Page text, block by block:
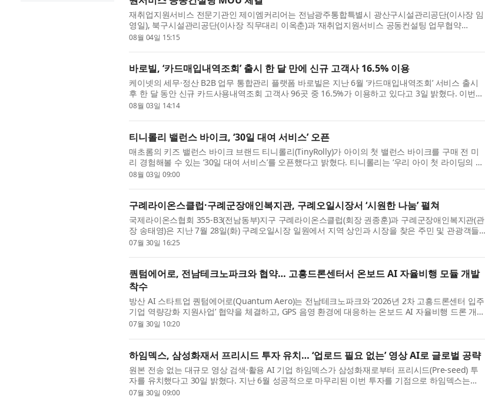
재취업지원서비스 전문기관인 제이엠커리어는 전남광주통합특별시 광산구시설관리공단(이사장 임
영일), 북구시설관리공단(이사장 직무대리 이옥춘)과 ‘재취업지원서비스 공동컨설팅 업무협약
(MOU)’을 체결했다고 4일 밝혔다. 이번 협약은 고용노동부의 재취업지원서...
08월 04일 15:15
바로빌, ‘카드매입내역조회’ 출시 한 달 만에 신규 고객사 16.5% 이용
케이넷의 세무·정산 B2B 업무 통합관리 플랫폼 바로빌은 지난 6월 ‘카드매입내역조회’ 서비스 출시
후 한 달 동안 신규 카드사용내역조회 고객사 96곳 중 16.5%가 이용하고 있다고 3일 밝혔다. 이번
카드매입내역조회는 기존 카드사용내역조회 고객사 200곳을 대상으...
08월 03일 14:14
티니롤리 밸런스 바이크, ‘30일 대여 서비스’ 오픈
매초롬의 키즈 밸런스 바이크 브랜드 티니롤리(TinyRolly)가 아이의 첫 밸런스 바이크를 구매 전 미
리 경험해볼 수 있는 ‘30일 대여 서비스’를 오픈했다고 밝혔다. 티니롤리는 ‘우리 아이 첫 라이딩의 시
작’이라는 브랜드 슬로건 아래 아이들이 놀이처럼 자연스럽게 ...
08월 03일 09:00
구례라이온스클럽·구례군장애인복지관, 구례오일시장서 ‘시원한 나눔’ 펼쳐
국제라이온스협회 355-B3(전남동부)지구 구례라이온스클럽(회장 권종훈)과 구례군장애인복지관(관
장 송태영)은 지난 7월 28일(화) 구례오일시장 일원에서 지역 상인과 시장을 찾은 주민 및 관광객들
을 대상으로 ‘시원한 나눔’ 봉사활동을 공동으로 진행했다. 이번 봉...
07월 30일 16:25
퀀텀에어로, 전남테크노파크와 협약… 고흥드론센터서 온보드 AI 자율비행 모듈 개발
착수
방산 AI 스타트업 퀀텀에어로(Quantum Aero)는 전남테크노파크와 ‘2026년 2차 고흥드론센터 입주
기업 역량강화 지원사업’ 협약을 체결하고, GPS 음영 환경에 대응하는 온보드 AI 자율비행 드론 개발
에 착수했다고 밝혔다. 고흥드론센터 입주기업 역량강화 지원사업은...
07월 30일 10:20
하임덱스, 삼성화재서 프리시드 투자 유치… ‘업로드 필요 없는’ 영상 AI로 글로벌 공략
원본 전송 없는 대규모 영상 검색·활용 AI 기업 하임덱스가 삼성화재로부터 프리시드(Pre-seed) 투
자를 유치했다고 30일 밝혔다. 지난 6월 성공적으로 마무리된 이번 투자를 기점으로 하임덱스는
B2B 영상 분석 시장 공략에 본격적인 속도를 낸다. 하임덱스는 무거운...
07월 30일 09:00